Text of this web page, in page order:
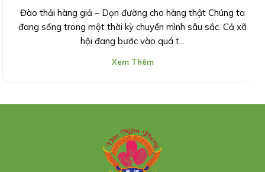
Đào thải hàng giả – Dọn đường cho hàng thật Chúng ta
đang sống trong một thời kỳ chuyển mình sâu sắc. Cả xã
hội đang bước vào quá t...
Xem Thêm